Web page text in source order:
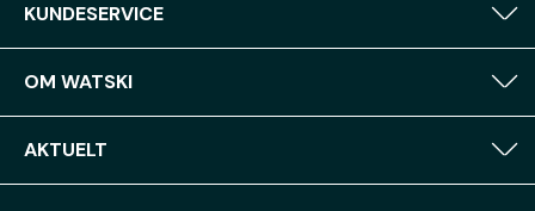
KUNDESERVICE
OM WATSKI
AKTUELT